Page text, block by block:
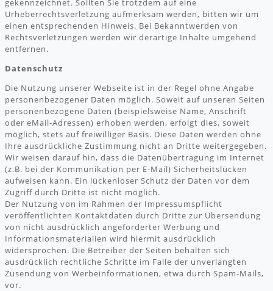
gekennzeichnet. Sollten Sie trotzdem auf eine
Urheberrechtsverletzung aufmerksam werden, bitten wir um
einen entsprechenden Hinweis. Bei Bekanntwerden von
Rechtsverletzungen werden wir derartige Inhalte umgehend
entfernen.
Datenschutz
Die Nutzung unserer Webseite ist in der Regel ohne Angabe
personenbezogener Daten möglich. Soweit auf unseren Seiten
personenbezogene Daten (beispielsweise Name, Anschrift
oder eMail-Adressen) erhoben werden, erfolgt dies, soweit
möglich, stets auf freiwilliger Basis. Diese Daten werden ohne
Ihre ausdrückliche Zustimmung nicht an Dritte weitergegeben.
Wir weisen darauf hin, dass die Datenübertragung im Internet
(z.B. bei der Kommunikation per E-Mail) Sicherheitslücken
aufweisen kann. Ein lückenloser Schutz der Daten vor dem
Zugriff durch Dritte ist nicht möglich.
Der Nutzung von im Rahmen der Impressumspflicht
veröffentlichten Kontaktdaten durch Dritte zur Übersendung
von nicht ausdrücklich angeforderter Werbung und
Informationsmaterialien wird hiermit ausdrücklich
widersprochen. Die Betreiber der Seiten behalten sich
ausdrücklich rechtliche Schritte im Falle der unverlangten
Zusendung von Werbeinformationen, etwa durch Spam-Mails,
vor.